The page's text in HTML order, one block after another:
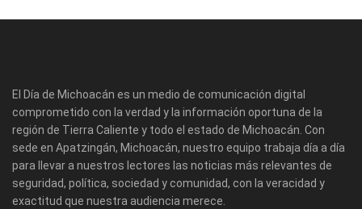
El Día de Michoacán es un medio de comunicación digital
comprometido con la verdad y la información oportuna de la
región de Tierra Caliente y todo el estado de Michoacán. Con
sede en Apatzingán, Michoacán, nuestro equipo trabaja día a día
para llevar a nuestros lectores las noticias más relevantes de
seguridad, política, sociedad y comunidad, con la veracidad y
exactitud que nuestra audiencia merece.